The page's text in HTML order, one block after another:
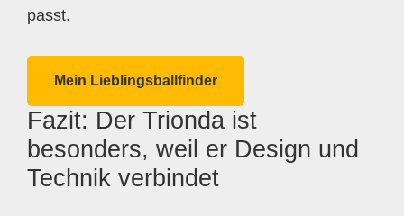
passt.
Mein Lieblingsballfinder
Fazit: Der Trionda ist
besonders, weil er Design und
Technik verbindet